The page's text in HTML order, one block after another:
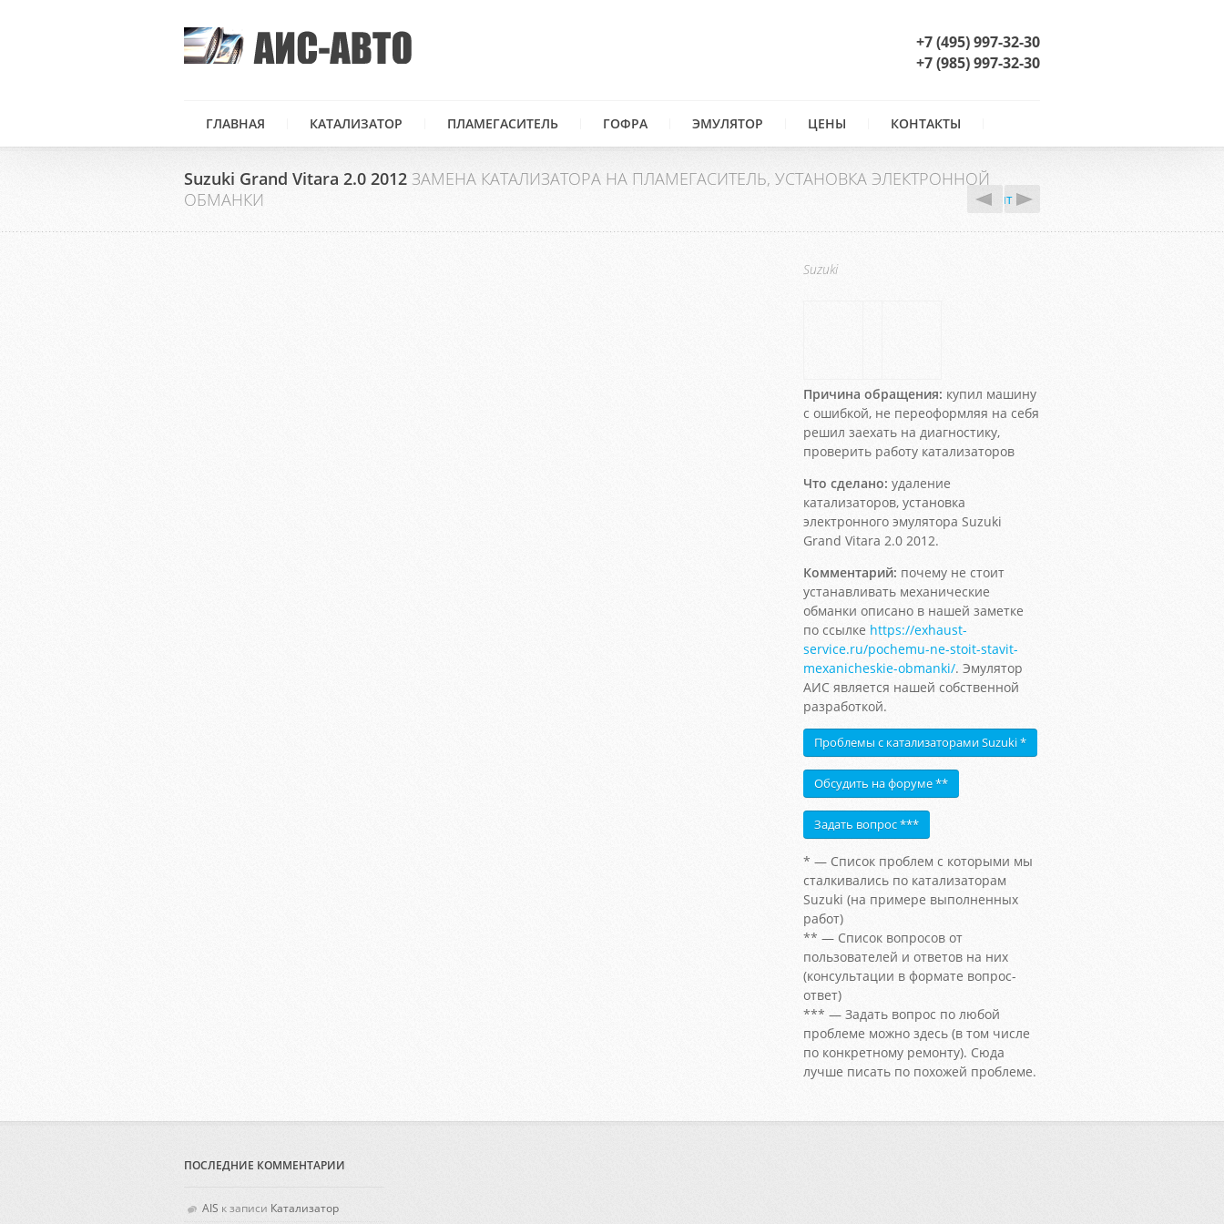
+7 (495) 997-32-30
+7 (985) 997-32-30
ГЛАВНАЯ КАТАЛИЗАТОР ПЛАМЕГАСИТЕЛЬ ГОФРА ЭМУЛЯТОР ЦЕНЫ КОНТАКТЫ
Suzuki Grand Vitara 2.0 2012 ЗАМЕНА КАТАЛИЗАТОРА НА ПЛАМЕГАСИТЕЛЬ, УСТАНОВКА ЭЛЕКТРОННОЙ
ОБМАНКИ
Toyota Land Cruiser Prado 120 4.0 2007 — загорелся чек, прочитал оказывается две ошибки P2198 и P0420
FAW Admiral (Landmark) 2.4 2007 — удален катализатор в другом сервисе и установлена механическая обманка, но ошибка по лямбде висит
Suzuki
Причина обращения: купил машину
с ошибкой, не переоформляя на себя
решил заехать на диагностику,
проверить работу катализаторов
Что сделано: удаление
катализаторов, установка
электронного эмулятора Suzuki
Grand Vitara 2.0 2012.
Комментарий: почему не стоит
устанавливать механические
обманки описано в нашей заметке
по ссылке https://exhaust-
service.ru/pochemu-ne-stoit-stavit-
mexanicheskie-obmanki/. Эмулятор
АИС является нашей собственной
разработкой.
Проблемы с катализаторами Suzuki *
Обсудить на форуме **
Задать вопрос ***
* — Список проблем с которыми мы
сталкивались по катализаторам
Suzuki (на примере выполненных
работ)
** — Список вопросов от
пользователей и ответов на них
(консультации в формате вопрос-
ответ)
*** — Задать вопрос по любой
проблеме можно здесь (в том числе
по конкретному ремонту). Сюда
лучше писать по похожей проблеме.
ПОСЛЕДНИЕ КОММЕНТАРИИ
AIS к записи Катализатор